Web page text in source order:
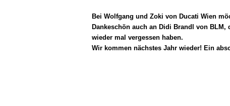
Bei Wolfgang und Zoki von Ducati Wien
Dankeschön auch an Didi Brandl von
wieder mal vergessen haben.
Wir kommen nächstes Jahr wieder! Ein